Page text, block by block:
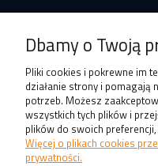
Dbamy o Twoją
Pliki cookies i pokrewne im
działanie strony i
potrzeb. Możesz
wszystkich tych plików i
plików do swoich
Więcej o plikach cookies
prywatności.